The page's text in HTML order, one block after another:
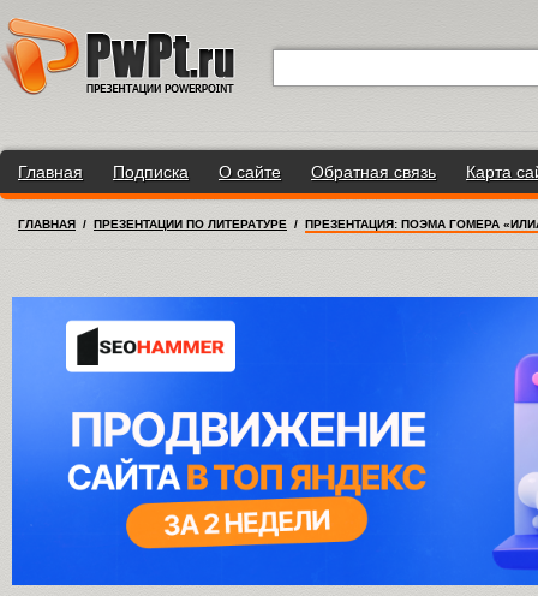
Главная Подписка О сайте Обратная связь Карта
ГЛАВНАЯ / ПРЕЗЕНТАЦИИ ПО ЛИТЕРАТУРЕ / ПРЕЗЕНТАЦИЯ: ПОЭМА ГОМЕРА